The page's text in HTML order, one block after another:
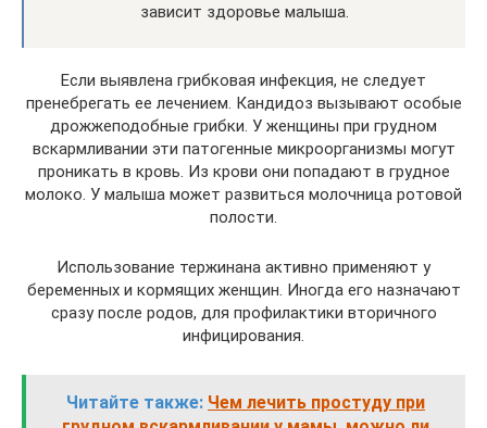
зависит здоровье малыша.
Если выявлена грибковая инфекция, не следует
пренебрегать ее лечением. Кандидоз вызывают особые
дрожжеподобные грибки. У женщины при грудном
вскармливании эти патогенные микроорганизмы могут
проникать в кровь. Из крови они попадают в грудное
молоко. У малыша может развиться молочница ротовой
полости.
Использование тержинана активно применяют у
беременных и кормящих женщин. Иногда его назначают
сразу после родов, для профилактики вторичного
инфицирования.
Читайте также: Чем лечить простуду при